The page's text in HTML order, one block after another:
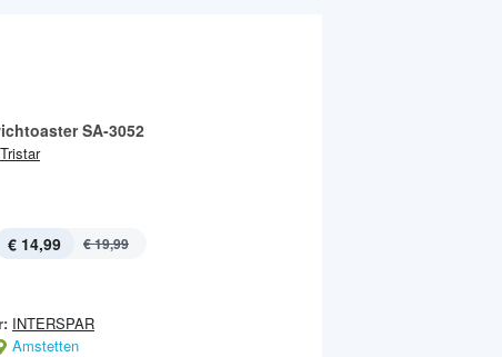
SA-3052
Tristar
€ 14,99 € 19,99
INTERSPAR
Amstetten